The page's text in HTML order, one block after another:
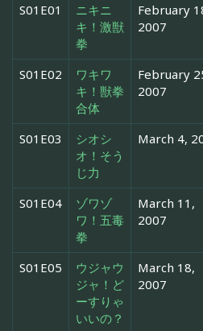
S01E01
ニキニ
キ！激獣
拳
February
2007
S01E02
ワキワ
キ！獣拳
合体
February
2007
S01E03
シオシ
オ！そう
じ力
March 4,
S01E04
ゾワゾ
ワ！五毒
拳
March 11,
2007
S01E05
ウジャウ
ジャ！ど
ーすりゃ
いいの？
March 18,
2007